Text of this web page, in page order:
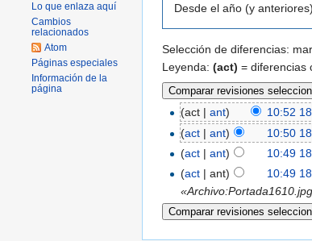
Desde el año (y
Selección de diferencias:
Leyenda: (act) = diferencias
(act |ant) 10:52
(act |ant) 10:50
(act |ant) 10:49
(act | ant) 10:49
Lo que enlaza aquí
Cambios
relacionados
Atom
Páginas especiales
Información de la
página